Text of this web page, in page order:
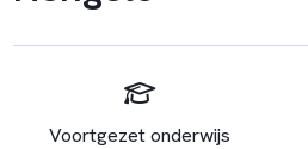
Voortgezet onderwijs